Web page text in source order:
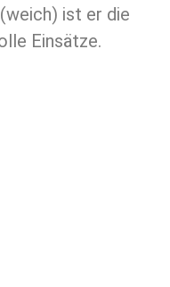
ist er die
Einsätze.